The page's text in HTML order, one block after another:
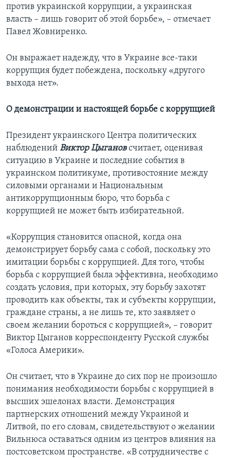
против украинской коррупции, а украинская
власть – лишь говорит об этой борьбе», – отмечает
Павел Жовниренко.
Он выражает надежду, что в Украине все-таки
коррупция будет побеждена, поскольку «другого
выхода нет».
О демонстрации и настоящей борьбе с коррупцией
Президент украинского Центра политических
наблюдений Виктор Цыгановсчитает, оценивая
ситуацию в Украине и последние события в
украинском политикуме, противостояние между
силовыми органами и Национальным
антикоррупционным бюро, что борьба с
коррупцией не может быть избирательной.
«Коррупция становится опасной, когда она
демонстрирует борьбу сама с собой, поскольку это
имитации борьбы с коррупцией. Для того, чтобы
борьба с коррупцией была эффективна, необходимо
создать условия, при которых, эту борьбу захотят
проводить как объекты, так и субъекты коррупции,
граждане страны, а не лишь те, кто заявляет о
своем желании бороться с коррупцией», – говорит
Виктор Цыганов корреспонденту Русской службы
«Голоса Америки».
Он считает, что в Украине до сих пор не произошло
понимания необходимости борьбы с коррупцией в
высших эшелонах власти. Демонстрация
партнерских отношений между Украиной и
Литвой, по его словам, свидетельствуют о желании
Вильнюса оставаться одним из центров влияния на
постсоветском пространстве. «В сотрудничестве с